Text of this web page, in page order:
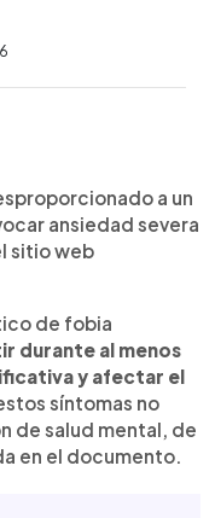
intensos y
o situaciones
y afectar la
fobias
a caminar o a
más inusuales
a masticar
Aunque su
previas
pueden
a un
ansiedad severa
sitio web
de fobia
durante al menos
y afectar el
síntomas no
de salud mental, de
en el documento.